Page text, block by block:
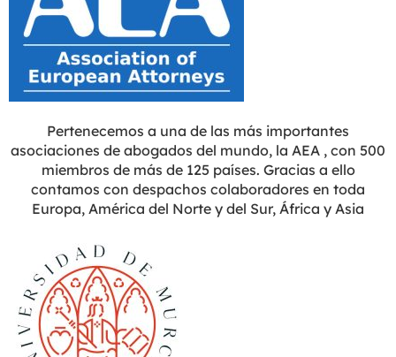
Pertenecemos a una de las más importantes
asociaciones de abogados del mundo, la AEA , con 500
miembros de más de 125 países. Gracias a ello
contamos con despachos colaboradores en toda
Europa, América del Norte y del Sur, África y Asia